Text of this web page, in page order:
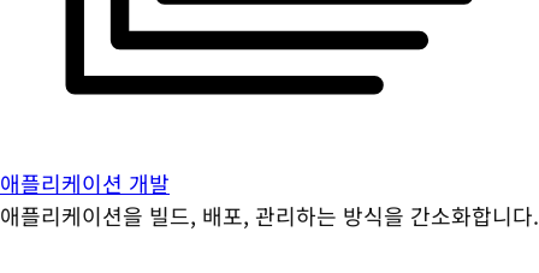
애플리케이션 개발
애플리케이션을 빌드, 배포, 관리하는 방식을 간소화합니다.